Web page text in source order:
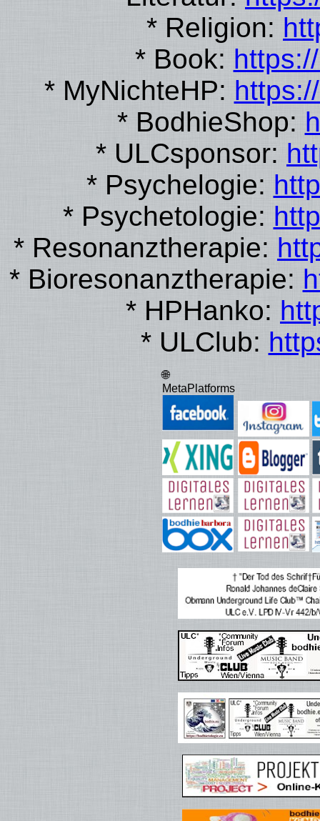
* Religion:
* Book:
* MyNichteHP:
* BodhieShop:
* ULCsponsor:
* Psychelogie:
* Psychetologie:
* Resonanztherapie:
* Bioresonanztherapie:
* HPHanko:
* ULClub:
🌐
MetaPlatforms